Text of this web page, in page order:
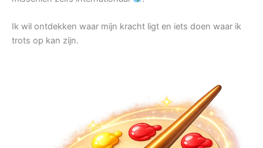
Ik wil ontdekken waar mijn kracht ligt en iets doen waar ik
trots op kan zijn.